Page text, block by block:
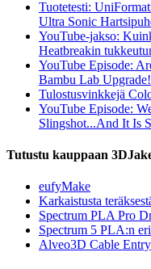
Tuotetesti:
Ultra Sonic
YouTube-jakso:
Heatbreakin
YouTube Episode:
Bambu Lab Upgrade!
Tulostusvinkkejä
YouTube Episode:
Slingshot...And It Is
Tutustu kauppaan
eufyMake
Karkaistusta
Spectrum PLA Pro
Spectrum 5 PLA:n
Alveo3D Cable Entry